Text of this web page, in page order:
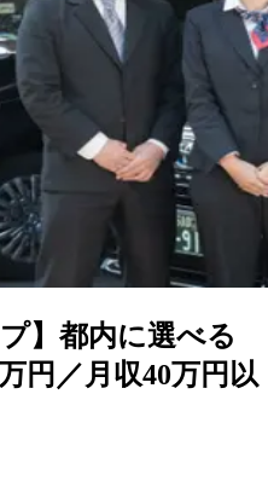
】都内に選べる
円／月収40万円以